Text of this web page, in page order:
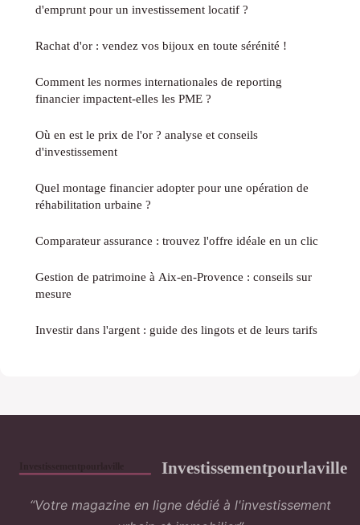
d'emprunt pour un investissement locatif ?
Rachat d'or : vendez vos bijoux en toute sérénité !
Comment les normes internationales de reporting
financier impactent-elles les PME ?
Où en est le prix de l'or ? analyse et conseils
d'investissement
Quel montage financier adopter pour une opération de
réhabilitation urbaine ?
Comparateur assurance : trouvez l'offre idéale en un clic
Gestion de patrimoine à Aix-en-Provence : conseils sur
mesure
Investir dans l'argent : guide des lingots et de leurs tarifs
Investissementpourlaville
“Votre magazine en ligne dédié à l'investissement